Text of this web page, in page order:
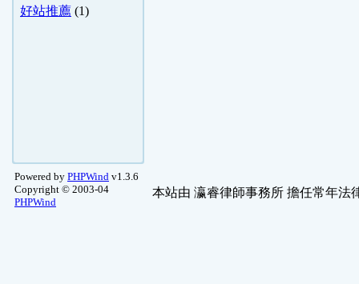
好站推薦 (1)
Powered by PHPWind v1.3.6
Copyright © 2003-04
PHPWind
本站由 瀛睿律師事務所 擔任常年法